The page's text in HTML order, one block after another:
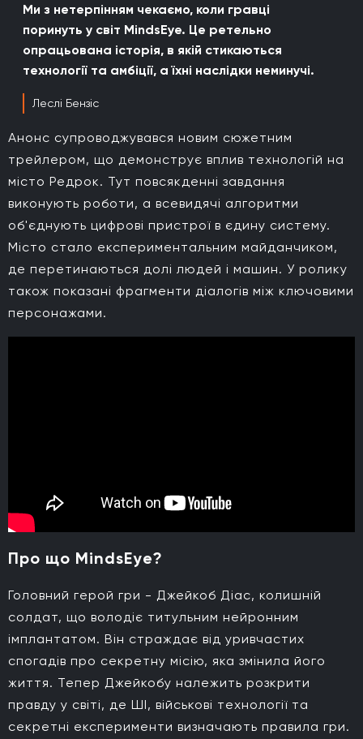
Ми з нетерпінням чекаємо, коли гравці
поринуть у світ MindsEye. Це ретельно
опрацьована історія, в якій стикаються
технології та амбіції, а їхні наслідки неминучі.
Леслі Бензіс
Анонс супроводжувався новим сюжетним
трейлером, що демонструє вплив технологій на
місто Редрок. Тут повсякденні завдання
виконують роботи, а всевидячі алгоритми
об'єднують цифрові пристрої в єдину систему.
Місто стало експериментальним майданчиком,
де перетинаються долі людей і машин. У ролику
також показані фрагменти діалогів між ключовими
персонажами.
Про що MindsEye?
Головний герой гри - Джейкоб Діас, колишній
солдат, що володіє титульним нейронним
імплантатом. Він страждає від уривчастих
спогадів про секретну місію, яка змінила його
життя. Тепер Джейкобу належить розкрити
правду у світі, де ШІ, військові технології та
секретні експерименти визначають правила гри.